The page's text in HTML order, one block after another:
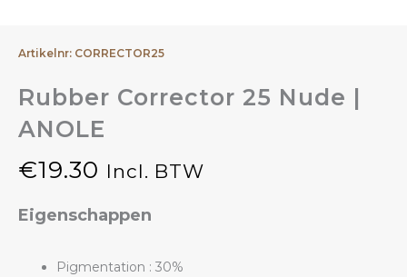
Artikelnr: CORRECTOR25
Rubber Corrector 25 Nude |
ANOLE
€19.30 Incl. BTW
Eigenschappen
Pigmentation : 30%